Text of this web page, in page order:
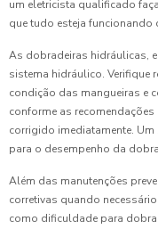
um eletricista qualificado
que tudo esteja funcionando
As dobradeiras hidráulicas,
sistema hidráulico. Verifique
condição das mangueiras e
conforme as
corrigido imediatamente.
para o desempenho da
Além das manutenções
corretivas quando
como dificuldade para